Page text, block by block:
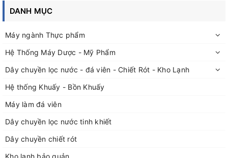
nhiều loại máy co màng khác phục vụ cho từng nhu cầu sản
DANH MỤC
Máy ngành Thực phẩm
Hệ Thống Máy Dược - Mỹ Phẩm
Dây chuyền lọc nước - đá viên - Chiết Rót - Kho Lạnh
Hệ thống Khuấy - Bồn Khuấy
Máy làm đá viên
Dây chuyền lọc nước tinh khiết
Dây chuyền chiết rót